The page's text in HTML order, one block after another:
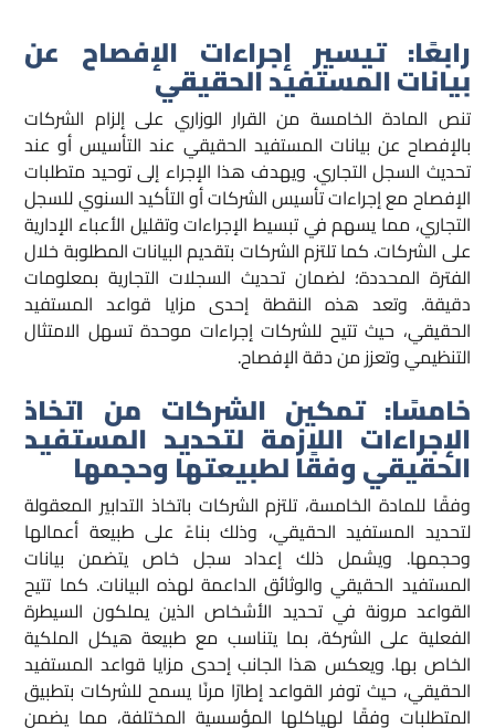
رابعًا: تيسير إجراءات الإفصاح عن
بيانات المستفيد الحقيقي
تنص المادة الخامسة من القرار الوزاري على إلزام الشركات
بالإفصاح عن بيانات المستفيد الحقيقي عند التأسيس أو عند
تحديث السجل التجاري. ويهدف هذا الإجراء إلى توحيد متطلبات
الإفصاح مع إجراءات تأسيس الشركات أو التأكيد السنوي للسجل
التجاري، مما يسهم في تبسيط الإجراءات وتقليل الأعباء الإدارية
على الشركات. كما تلتزم الشركات بتقديم البيانات المطلوبة خلال
الفترة المحددة؛ لضمان تحديث السجلات التجارية بمعلومات
دقيقة. وتعد هذه النقطة إحدى مزايا قواعد المستفيد
الحقيقي، حيث تتيح للشركات إجراءات موحدة تسهل الامتثال
التنظيمي وتعزز من دقة الإفصاح.
خامسًا: تمكين الشركات من اتخاذ
الإجراءات اللازمة لتحديد المستفيد
الحقيقي وفقًا لطبيعتها وحجمها
وفقًا للمادة الخامسة، تلتزم الشركات باتخاذ التدابير المعقولة
لتحديد المستفيد الحقيقي، وذلك بناءً على طبيعة أعمالها
وحجمها. ويشمل ذلك إعداد سجل خاص يتضمن بيانات
المستفيد الحقيقي والوثائق الداعمة لهذه البيانات. كما تتيح
القواعد مرونة في تحديد الأشخاص الذين يملكون السيطرة
الفعلية على الشركة، بما يتناسب مع طبيعة هيكل الملكية
الخاص بها. ويعكس هذا الجانب إحدى مزايا قواعد المستفيد
الحقيقي، حيث توفر القواعد إطارًا مرنًا يسمح للشركات بتطبيق
المتطلبات وفقًا لهياكلها المؤسسية المختلفة، مما يضمن